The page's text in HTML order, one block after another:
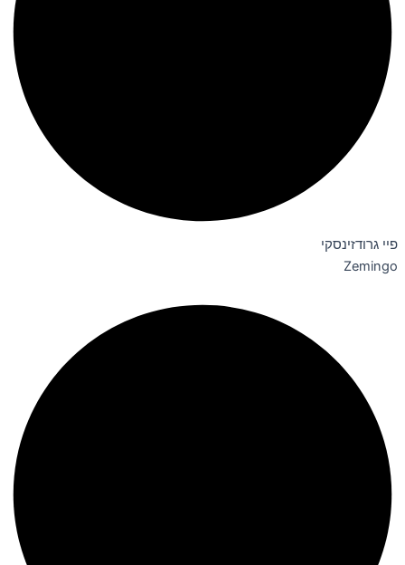
פיי גרודזינסקי
Zemingo